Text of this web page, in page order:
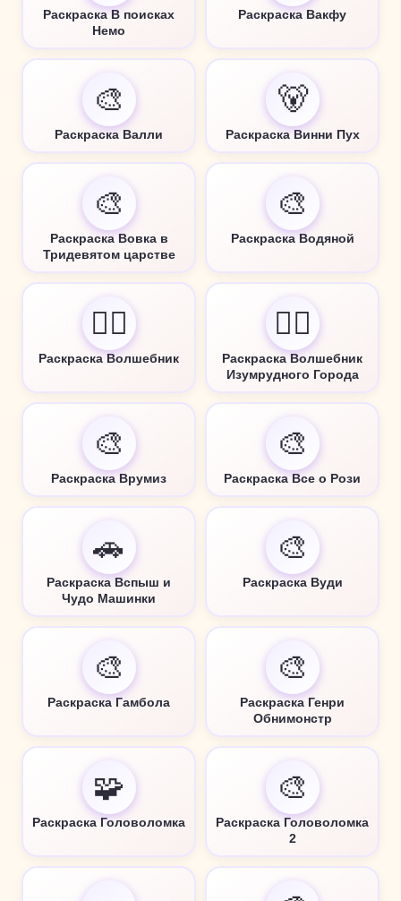
Раскраска В поисках
Немо
Раскраска Вакфу
🎨
Раскраска Валли
🐻
Раскраска Винни Пух
🎨
Раскраска Вовка в
Тридевятом царстве
🎨
Раскраска Водяной
🧙‍♂️
Раскраска Волшебник
🧙‍♂️
Раскраска Волшебник
Изумрудного Города
🎨
Раскраска Врумиз
🎨
Раскраска Все о Рози
🚗
Раскраска Вспыш и
Чудо Машинки
🎨
Раскраска Вуди
🎨
Раскраска Гамбола
🎨
Раскраска Генри
Обнимонстр
🧩
Раскраска Головоломка
🎨
Раскраска Головоломка
2